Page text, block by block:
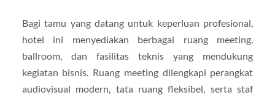
Bagi tamu yang datang untuk keperluan profesional,
hotel ini menyediakan berbagai ruang meeting,
ballroom, dan fasilitas teknis yang mendukung
kegiatan bisnis. Ruang meeting dilengkapi perangkat
audiovisual modern, tata ruang fleksibel, serta staf